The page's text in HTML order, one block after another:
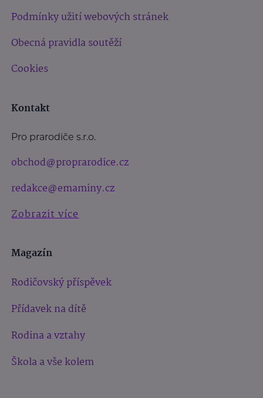
Podmínky užití webových stránek
Obecná pravidla soutěží
Cookies
Kontakt
Pro prarodiče s.r.o.
obchod@proprarodice.cz
redakce@emaminy.cz
Zobrazit více
Magazín
Rodičovský příspěvek
Přídavek na dítě
Rodina a vztahy
Škola a vše kolem